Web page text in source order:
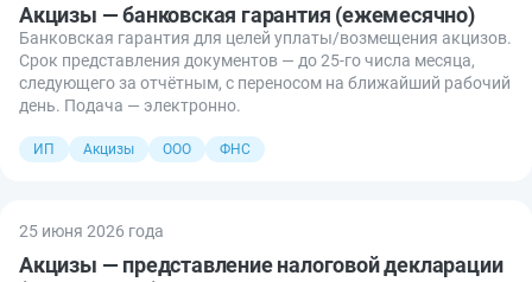
Акцизы — банковская гарантия (ежемесячно)
Банковская гарантия для целей уплаты/возмещения акцизов.
Срок представления документов — до 25-го числа месяца,
следующего за отчётным, с переносом на ближайший рабочий
день. Подача — электронно.
ИП Акцизы ООО ФНС
25 июня 2026 года
Акцизы — представление налоговой декларации